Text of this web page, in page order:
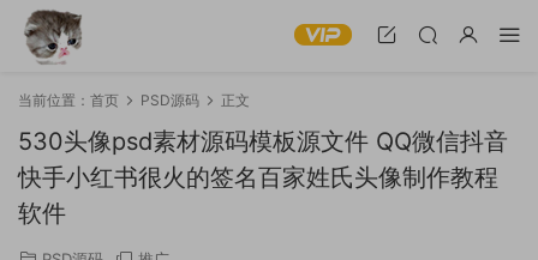
当前位置： 首页 PSD源码 正文
530头像psd素材源码模板源文件 QQ微信抖音
快手小红书很火的签名百家姓氏头像制作教程
软件